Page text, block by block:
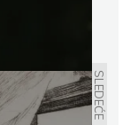
SLEDEĆE